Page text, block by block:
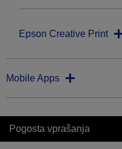
Epson Creative Print
Mobile Apps
Pogosta vprašanja